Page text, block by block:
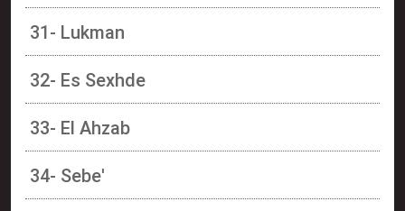
31- Lukman
32- Es Sexhde
33- El Ahzab
34- Sebe'